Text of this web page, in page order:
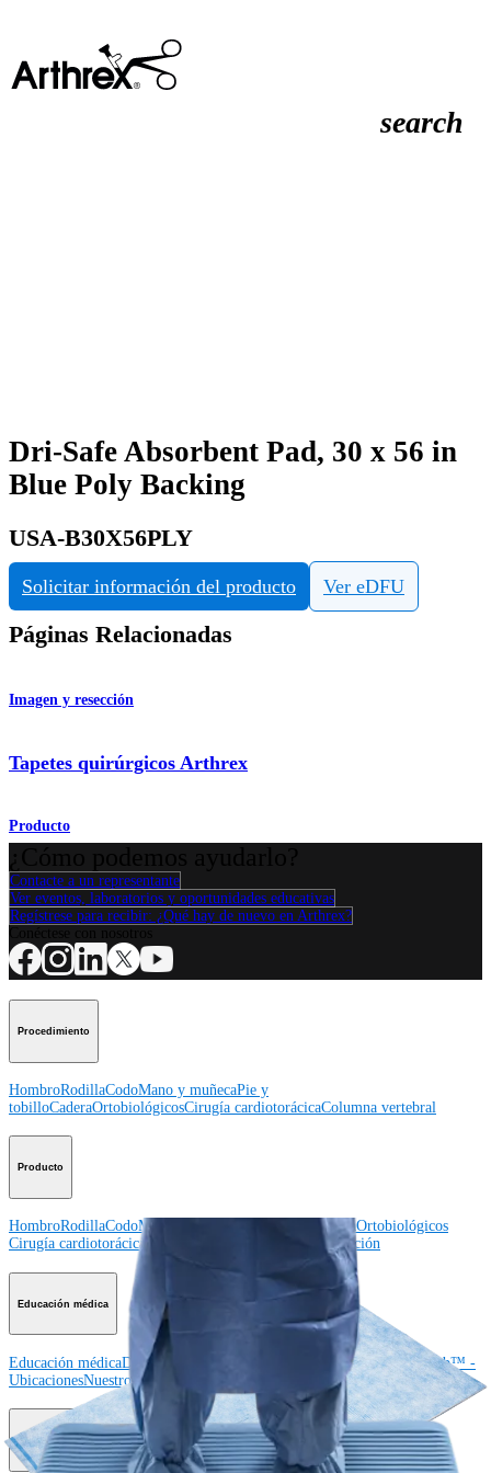
search
Dri-Safe Absorbent Pad, 30 x 56 in
Blue Poly Backing
USA-B30X56PLY
Solicitar información del producto Ver eDFU
Páginas Relacionadas
Imagen y resección
Tapetes quirúrgicos Arthrex
Producto
Contacte a un representante
Ver eventos, laboratorios y oportunidades educativas
Regístrese para recibir: ¿Qué hay de nuevo en Arthrex?
Procedimiento
HombroRodillaCodoMano y muñecaPie y
tobilloCaderaOrtobiológicosCirugía cardiotorácicaColumna vertebral
Producto
HombroRodillaCodoMano y muñeca CaderaOrtobiológicos
Cirugía cardiotorácica
Imagen y resección
Educación médica
Educación médicaDescripción de cursos Calendario de cursosArthroLab™ -
UbicacionesNuestro departamento de educación médica OrthoPedia
Corporación